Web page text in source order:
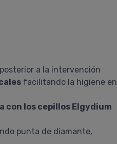
a la intervención
facilitando la higiene en
con los cepillos Elgydium
punta de diamante,